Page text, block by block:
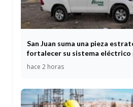
San Juan suma una pieza
fortalecer su sistema eléctrico
hace 2 horas